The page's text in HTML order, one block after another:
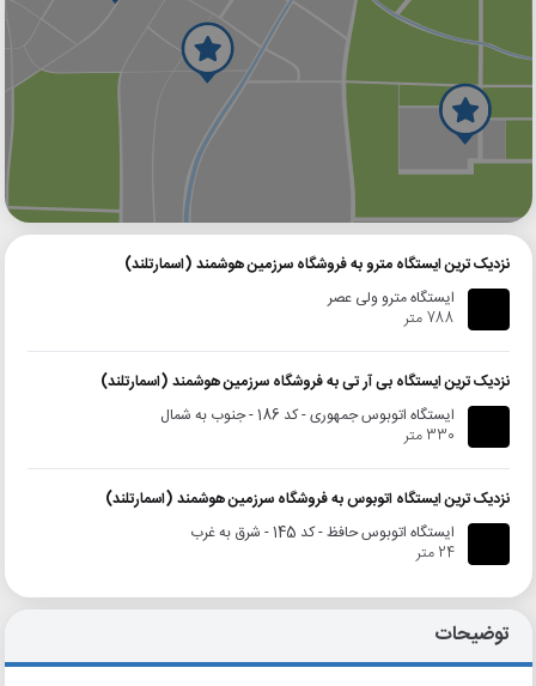
گوگل
نزدیک ترین ایستگاه مترو به فروشگاه سرزمین هوشمند (اسمارتلند)
ایستگاه مترو ولی عصر
788 متر
نزدیک ترین ایستگاه بی آر تی به فروشگاه سرزمین هوشمند (اسمارتلند)
ایستگاه اتوبوس جمهوری - کد 186 - جنوب به شمال
330 متر
نزدیک ترین ایستگاه اتوبوس به فروشگاه سرزمین هوشمند (اسمارتلند)
ایستگاه اتوبوس حافظ - کد 145 - شرق به غرب
24 متر
توضیحات